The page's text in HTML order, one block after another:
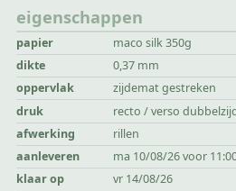
eigenschappen
papier
maco silk 350g
dikte
0,37 mm
oppervlak
zijdemat gestreken
druk
recto / verso
afwerking
rillen
aanleveren
ma 10/08/26 voor
klaar op
vr 14/08/26